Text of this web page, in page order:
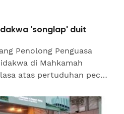
'songlap' duit
Penolong Penguasa
di Mahkamah
atas pertuduhan pecah